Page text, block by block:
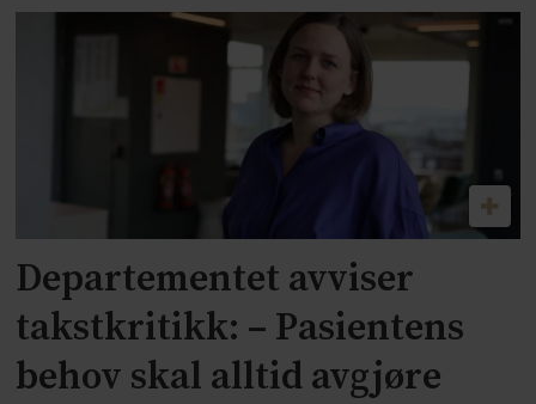
Departementet avviser
takstkritikk: – Pasientens
behov skal alltid avgjøre